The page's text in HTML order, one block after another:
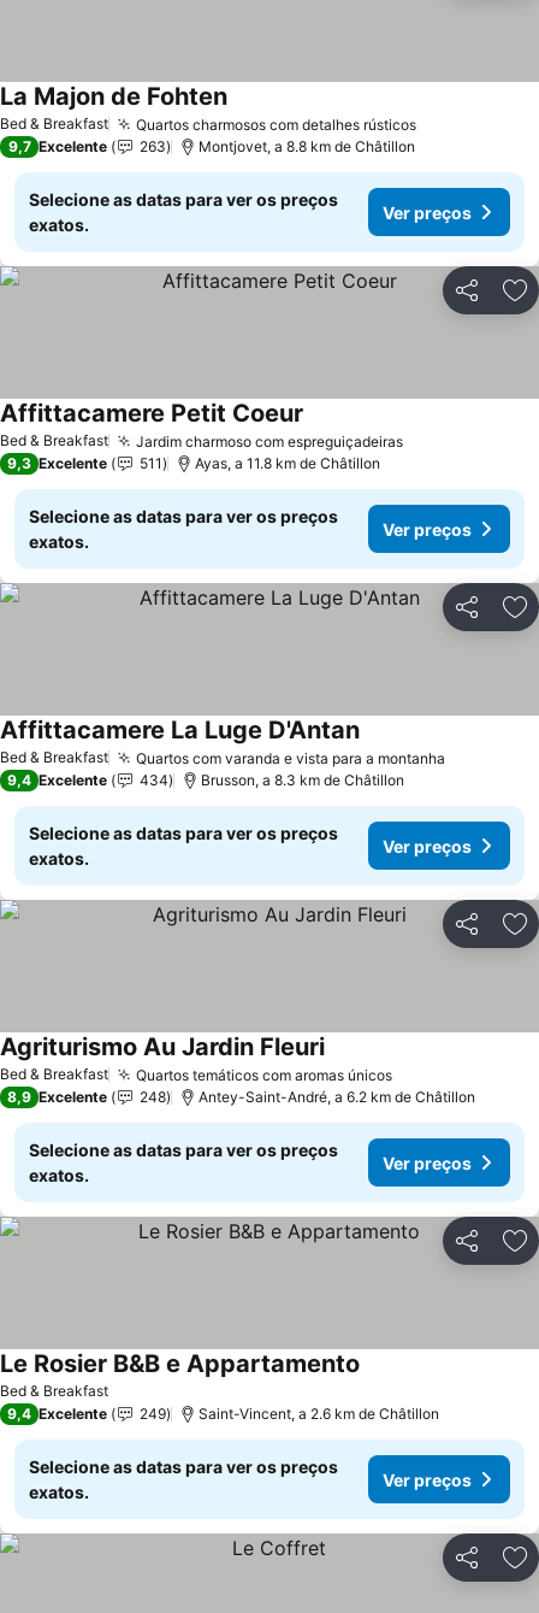
Bed & Breakfast Quartos charmosos com detalhes rústicos
La Majon de Fohten
9,7 Excelente 263 Montjovet, a 8.8 km de Châtillon
Selecione as datas para ver os preços
exatos.
Ver preços
Partilhar
Bed & Breakfast Jardim charmoso com espreguiçadeiras
Affittacamere Petit Coeur
9,3 Excelente 511 Ayas, a 11.8 km de Châtillon
Selecione as datas para ver os preços
exatos.
Ver preços
Partilhar
Bed & Breakfast Quartos com varanda e vista para a montanha
Affittacamere La Luge D'Antan
9,4 Excelente 434 Brusson, a 8.3 km de Châtillon
Selecione as datas para ver os preços
exatos.
Ver preços
Partilhar
Bed & Breakfast Quartos temáticos com aromas únicos
Agriturismo Au Jardin Fleuri
8,9 Excelente 248 Antey-Saint-André, a 6.2 km de Châtillon
Selecione as datas para ver os preços
exatos.
Ver preços
Partilhar
Bed & Breakfast
Le Rosier B&B e Appartamento
9,4 Excelente 249 Saint-Vincent, a 2.6 km de Châtillon
Selecione as datas para ver os preços
exatos.
Ver preços
Partilhar